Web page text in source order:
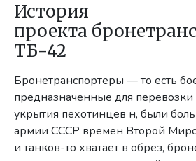
История
проекта
ТБ-42
Бронетранспортеры — то есть
предназначенные для перевозки
укрытия пехотинцев н, были
армии СССР времен Второй
и танков-то хватает в обрез,